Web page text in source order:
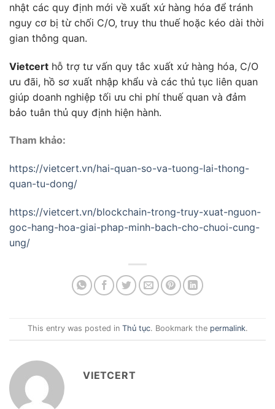
nhật các quy định mới về xuất xứ hàng hóa để tránh
nguy cơ bị từ chối C/O, truy thu thuế hoặc kéo dài thời
gian thông quan.
Vietcert hỗ trợ tư vấn quy tắc xuất xứ hàng hóa, C/O
ưu đãi, hồ sơ xuất nhập khẩu và các thủ tục liên quan
giúp doanh nghiệp tối ưu chi phí thuế quan và đảm
bảo tuân thủ quy định hiện hành.
Tham khảo:
https://vietcert.vn/hai-quan-so-va-tuong-lai-thong-
quan-tu-dong/
https://vietcert.vn/blockchain-trong-truy-xuat-nguon-
goc-hang-hoa-giai-phap-minh-bach-cho-chuoi-cung-
ung/
This entry was posted in Thủ tục. Bookmark the permalink.
VIETCERT